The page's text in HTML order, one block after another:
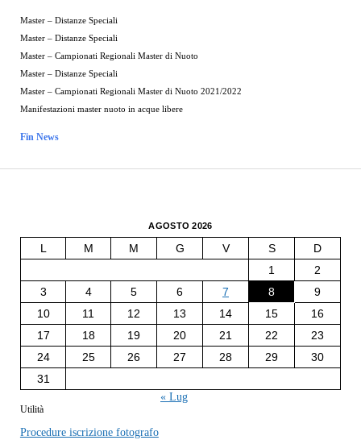
Master – Distanze Speciali
Master – Distanze Speciali
Master – Campionati Regionali Master di Nuoto
Master – Distanze Speciali
Master – Campionati Regionali Master di Nuoto 2021/2022
Manifestazioni master nuoto in acque libere
Fin News
AGOSTO 2026
L M M G V S
D
1
2
3
4 5 6 7 8
9
10
11 12 13 14 15
16
17
18 19 20 21 22
23
24
25 26 27 28 29
30
31
« Lug
Utilità
Procedure iscrizione fotografo